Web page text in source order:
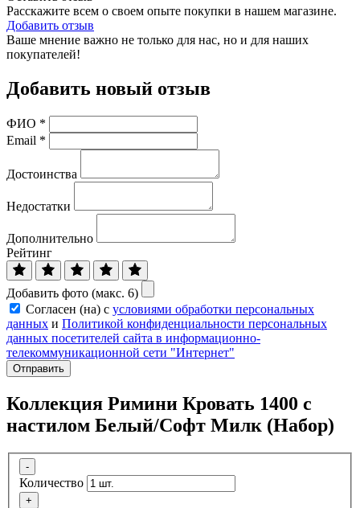
Расскажите всем о своем опыте покупки в нашем магазине.
Добавить отзыв
Ваше мнение важно не только для нас, но и для наших
покупателей!
Добавить новый отзыв
ФИО *
Email *
Достоинства
Недостатки
Дополнительно
Рейтинг
Добавить фото (макс. 6)
Согласен (на) с условиями обработки персональных
данных и Политикой конфиденциальности персональных
данных посетителей сайта в информационно-
телекоммуникационной сети "Интернет"
Отправить
Коллекция Римини Кровать 1400 с
настилом Белый/Софт Милк (Набор)
-
Количество
+